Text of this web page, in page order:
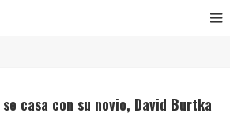
casa con su novio, David Burtka